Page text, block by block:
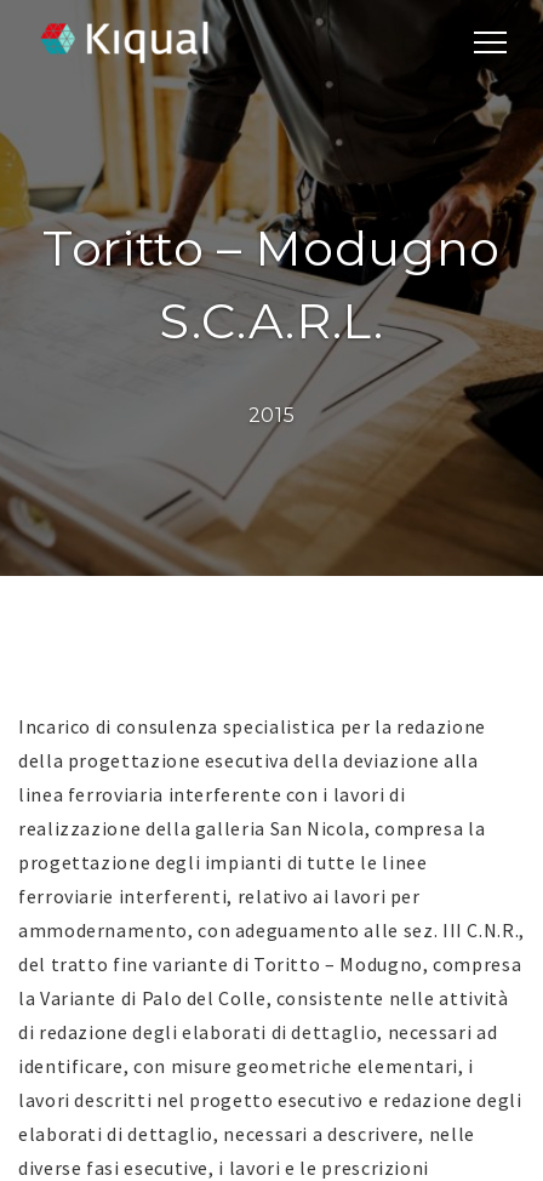
Toritto – Modugno
S.c.a.r.l.
2015
Incarico di consulenza specialistica per la redazione
della progettazione esecutiva della deviazione alla
linea ferroviaria interferente con i lavori di
realizzazione della galleria San Nicola, compresa la
progettazione degli impianti di tutte le linee
ferroviarie interferenti, relativo ai lavori per
ammodernamento, con adeguamento alle sez. III C.N.R.,
del tratto fine variante di Toritto – Modugno, compresa
la Variante di Palo del Colle, consistente nelle attività
di redazione degli elaborati di dettaglio, necessari ad
identificare, con misure geometriche elementari, i
lavori descritti nel progetto esecutivo e redazione degli
elaborati di dettaglio, necessari a descrivere, nelle
diverse fasi esecutive, i lavori e le prescrizioni